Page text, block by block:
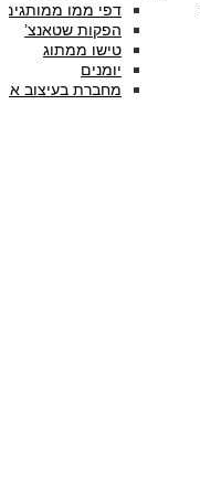
דפי ממו ממותגים
הפקות שטאנצ’
טישו ממתוג
יומנים
מחברת בעיצוב